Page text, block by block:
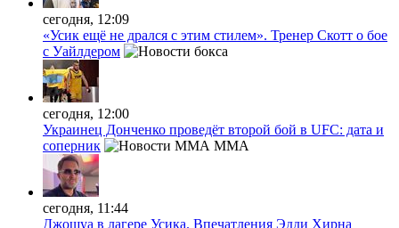
сегодня, 12:09
«Усик ещё не дрался с этим стилем». Тренер Скотт о бое
с Уайлдером
сегодня, 12:00
Украинец Донченко проведёт второй бой в UFC: дата и
соперник
MMA
сегодня, 11:44
Джошуа в лагере Усика. Впечатления Эдди Хирна